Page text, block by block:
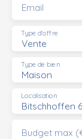
Email
Vente
Type d'offre
Maison
Type de bien
Bitschhoffen
Localisation
Budget max